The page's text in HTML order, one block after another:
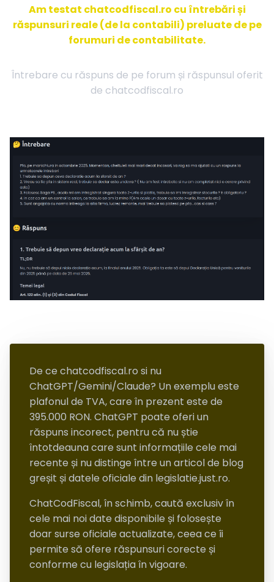
Am testat chatcodfiscal.ro cu întrebări și
răspunsuri reale (de la contabili) preluate de pe
forumuri de contabilitate.
Întrebare cu răspuns de pe forum și răspunsul oferit
de chatcodfiscal.ro
De ce chatcodfiscal.ro si nu
ChatGPT/Gemini/Claude? Un exemplu este
plafonul de TVA, care în prezent este de
395.000 RON. ChatGPT poate oferi un
răspuns incorect, pentru că nu știe
întotdeauna care sunt informațiile cele mai
recente și nu distinge între un articol de blog
greșit și datele oficiale din legislatie.just.ro.
ChatCodFiscal, în schimb, caută exclusiv în
cele mai noi date disponibile și folosește
doar surse oficiale actualizate, ceea ce îi
permite să ofere răspunsuri corecte și
conforme cu legislația în vigoare.